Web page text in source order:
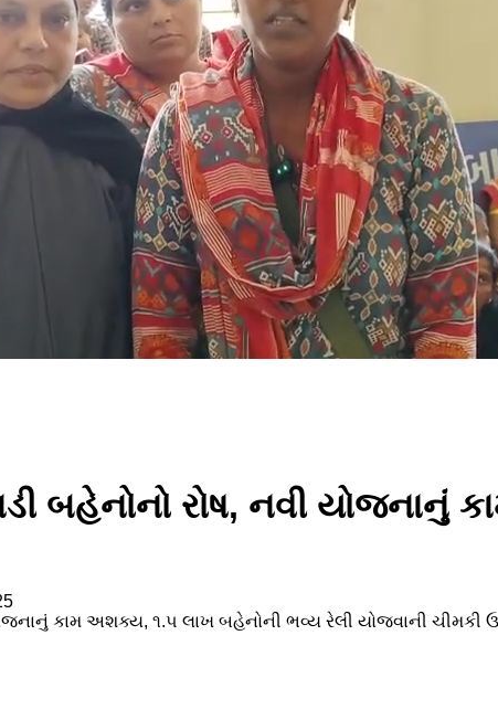
રોષ, નવી યોજનાનું
કામ અશક્ય, ૧.૫ લાખ બહેનોની ભવ્ય રેલી યોજવાની ચીમકી